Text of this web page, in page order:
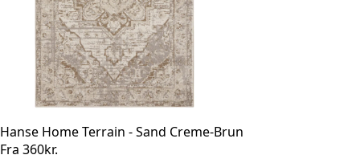
Hanse Home Terrain - Sand Creme-Brun
Fra 360kr.